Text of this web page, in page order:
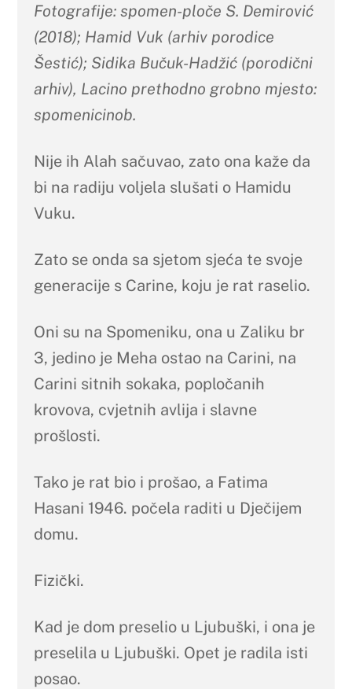
Fotografije: spomen-ploče S. Demirović
(2018); Hamid Vuk (arhiv porodice
Šestić); Sidika Bučuk-Hadžić (porodični
arhiv), Lacino prethodno grobno mjesto:
spomenicinob.
Nije ih Alah sačuvao, zato ona kaže da
bi na radiju voljela slušati o Hamidu
Vuku.
Zato se onda sa sjetom sjeća te svoje
generacije s Carine, koju je rat raselio.
Oni su na Spomeniku, ona u Zaliku br
3, jedino je Meha ostao na Carini, na
Carini sitnih sokaka, popločanih
krovova, cvjetnih avlija i slavne
prošlosti.
Tako je rat bio i prošao, a Fatima
Hasani 1946. počela raditi u Dječijem
domu.
Fizički.
Kad je dom preselio u Ljubuški, i ona je
preselila u Ljubuški. Opet je radila isti
posao.